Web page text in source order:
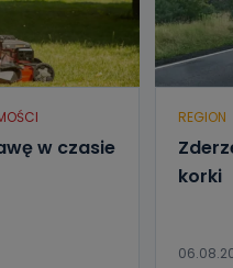
w czasie
REGION
korki